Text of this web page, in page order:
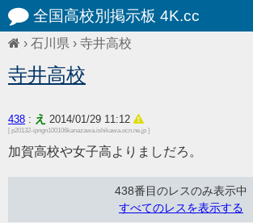
全国高校別掲示板 4K.cc
› 石川県 › 寺井高校
寺井高校
438 : え 2014/01/29 11:12
[ p20132-ipngn100106kanazawa.ishikawa.ocn.ne.jp ]
加賀高校や女子高よりましだろ。
438番目のレスのみ表示中
すべてのレスを表示する